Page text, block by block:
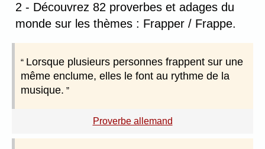
2 - Découvrez 82 proverbes et adages du
monde sur les thèmes : Frapper / Frappe.
Lorsque plusieurs personnes frappent sur une
même enclume, elles le font au rythme de la
musique.
Proverbe allemand